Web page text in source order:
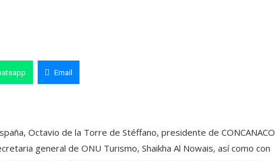
Email
Octavio de la Torre de Stéffano, presidente de CONCANACO
general de ONU Turismo, Shaikha Al Nowais, así como con